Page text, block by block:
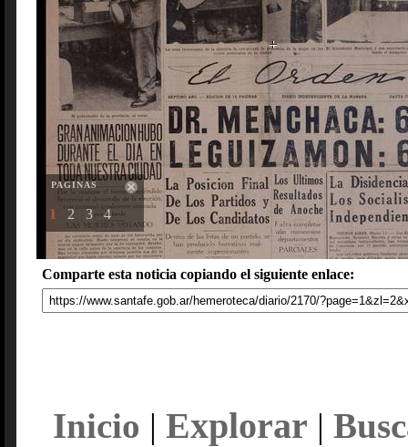
PAGINAS
1 2 3 4
Comparte esta noticia copiando el siguiente enlace:
Inicio | Explorar |